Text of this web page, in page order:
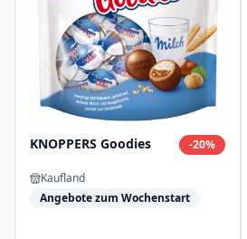
KNOPPERS Goodies -20%
Kaufland
Angebote zum Wochenstart